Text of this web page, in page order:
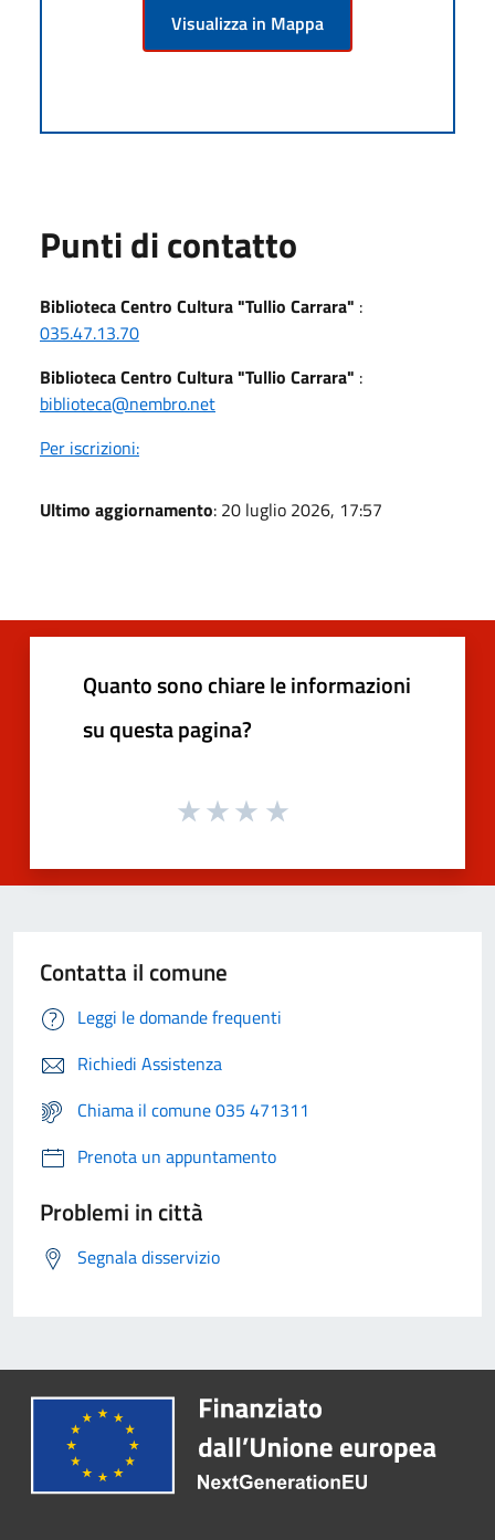
Visualizza in Mappa
Punti di contatto
Biblioteca Centro Cultura "Tullio Carrara" :
035.47.13.70
Biblioteca Centro Cultura "Tullio Carrara" :
biblioteca@nembro.net
Per iscrizioni:
Ultimo aggiornamento: 20 luglio 2026, 17:57
Quanto sono chiare le informazioni
su questa pagina?
Contatta il comune
Leggi le domande frequenti
Richiedi Assistenza
Chiama il comune 035 471311
Prenota un appuntamento
Problemi in città
Segnala disservizio